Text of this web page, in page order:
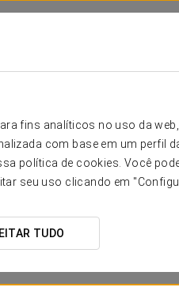
fins analíticos no uso da
com base em um perfil
política de cookies. Você
seu uso clicando em
TUDO